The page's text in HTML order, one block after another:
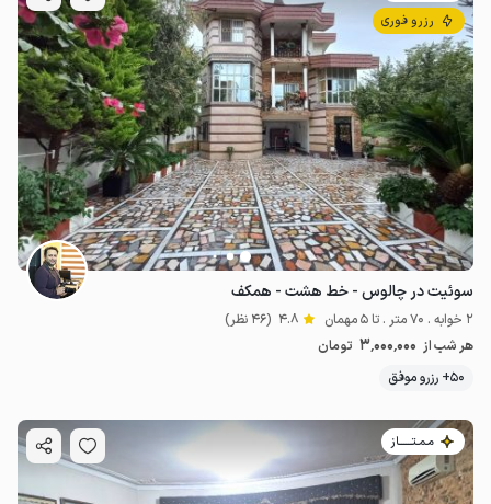
رزرو فوری
سوئیت در چالوس - خط هشت - همکف
2 خوابه . 70 متر . تا 5 مهمان 4.8 (46 نظر)
هر شب از 3٬000٬000 تومان
50+ رزرو موفق
مـمـتــــــاز